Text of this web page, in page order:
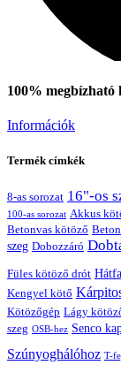
Kapcsolat
100% megbízható
Információk
Termék címkék
8-as sorozat 16"-os
100-as sorozat Akkus
Betonvas kötöző
szeg Dobozzáró
Füles kötöző drót
Kengyel kötő
Kötözőgép Lágy
szeg OSB-hez Senco
Szúnyoghálóhoz T-